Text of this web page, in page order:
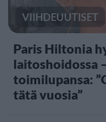
VIIHDEUUTISET
Paris Hiltonia
laitoshoidossa
toimilupansa:
tätä vuosia”